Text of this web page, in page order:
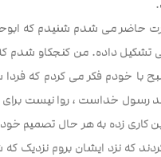
حاضر می شدم شنیدم که
داده. من کنجکاو شدم
با خودم فکر می کردم که
رسول خداست ، روا نیست
کاری زده به هر حال تصمیم
نزد ایشان بروم نزدیک که